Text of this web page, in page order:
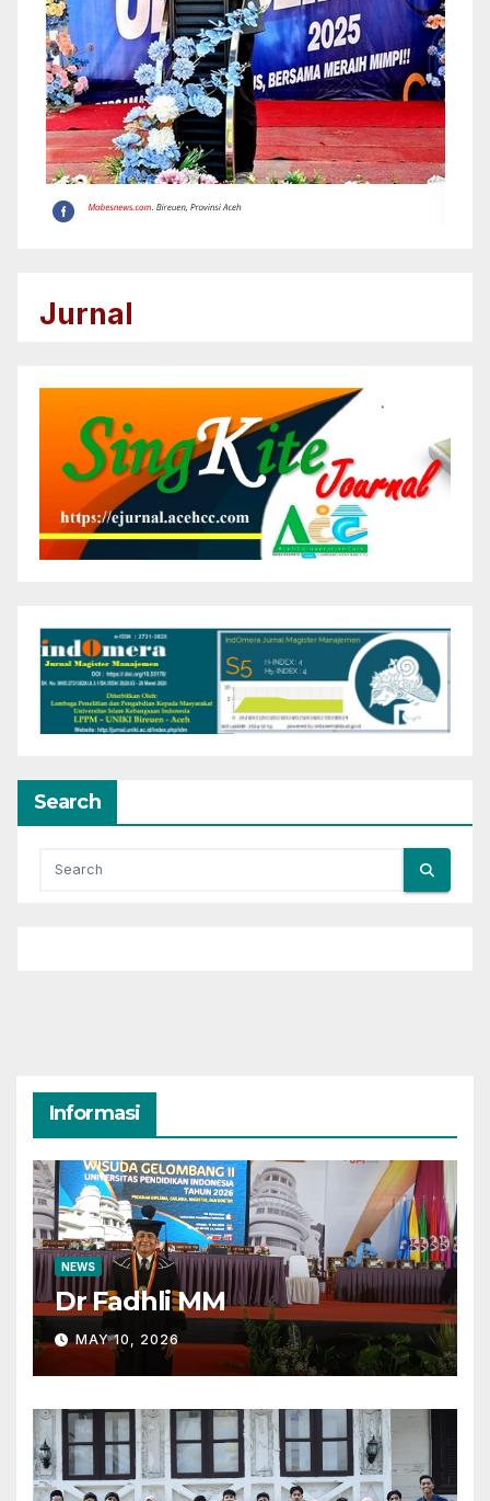
Jurnal
Search
Informasi
NEWS
Dr Fadhli MM
MAY 10, 2026